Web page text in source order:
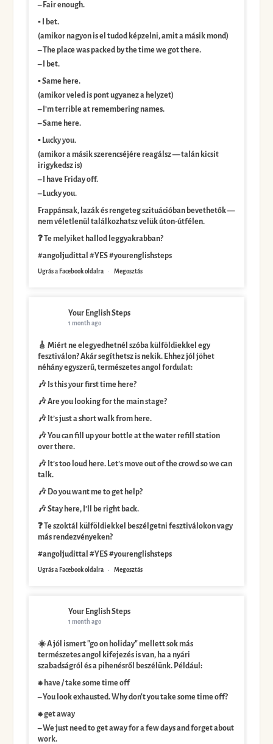
– Fair enough.
▪️ I bet.
(amikor nagyon is el tudod képzelni, amit a másik mond)
– The place was packed by the time we got there.
– I bet.
▪️ Same here.
(amikor veled is pont ugyanez a helyzet)
– I’m terrible at remembering names.
– Same here.
▪️ Lucky you.
(amikor a másik szerencséjére reagálsz — talán kicsit
irigykedsz is)
– I have Friday off.
– Lucky you.
Frappánsak, lazák és rengeteg szituációban bevethetők —
nem véletlenül találkozhatsz velük úton-útfélen.
❓ Te melyiket hallod leggyakrabban?
#angoljudittal #YES #yourenglishsteps
Ugrás a Facebook oldalra · Megosztás
Your English Steps
1 month ago
🎸 Miért ne elegyedhetnél szóba külföldiekkel egy
fesztiválon? Akár segíthetsz is nekik. Ehhez jól jöhet
néhány egyszerű, természetes angol fordulat:
🎶 Is this your first time here?
🎶 Are you looking for the main stage?
🎶 It’s just a short walk from here.
🎶 You can fill up your bottle at the water refill station
over there.
🎶 It’s too loud here. Let’s move out of the crowd so we can
talk.
🎶 Do you want me to get help?
🎶 Stay here, I’ll be right back.
❓ Te szoktál külföldiekkel beszélgetni fesztiválokon vagy
más rendezvényeken?
#angoljudittal #YES #yourenglishsteps
Ugrás a Facebook oldalra · Megosztás
Your English Steps
1 month ago
☀️ A jól ismert "go on holiday" mellett sok más
természetes angol kifejezés is van, ha a nyári
szabadságról és a pihenésről beszélünk. Például:
⁕ have / take some time off
– You look exhausted. Why don't you take some time off?
⁕ get away
– We just need to get away for a few days and forget about
work.